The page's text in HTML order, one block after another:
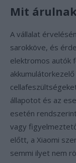
Mit
A vállalat
sarokköve, és
elektromos autók
állapotot és az
esetén
vagy
előtt, a Xiaomi
semmi ilyet nem